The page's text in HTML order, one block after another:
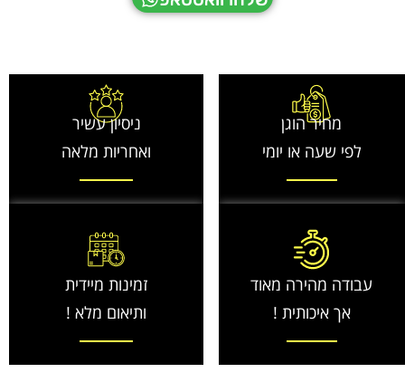
מחיר הוגן
לפי שעה או יומי
ניסיון עשיר
ואחריות מלאה
עבודה מהירה מאוד
אך איכותית !
זמינות מיידית
ותיאום מלא !